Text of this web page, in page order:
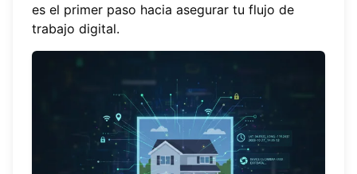
es el primer paso hacia asegurar tu flujo de
trabajo digital.